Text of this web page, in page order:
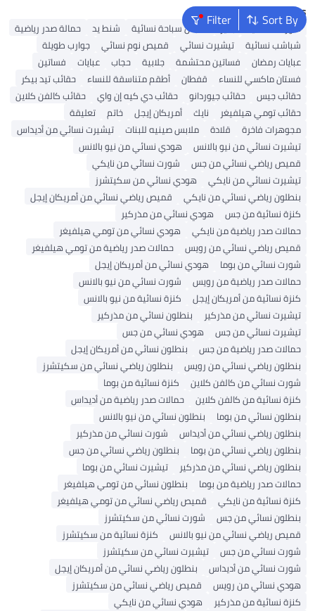
Sort By
FilterPopular Searches
شورتات نسائية بلايز ملابس سباحة نسائية شنط يد
حمالة صدر رياضية
شباشب نسائية
تيشيرت نسائي قميص نوم نسائي
جوارب طويلة
عبايات رمضان
فساتين محتشمة جلابية حجاب عبايات
فساتين
فستان ماكسي للنساء
قفطان أطقم متناسقة للنساء
حقائب تيد بيكر
حقائب جيس
حقائب جيوردانو حقائب دي كيه إن واي
حقائب كالفن كلاين
حقائب تومي هيلفيغر
نايك أمريكان إيجل خاتم
تعليقة
مجوهرات فاخرة
قلادة ملابس صينيه للبنات
تيشيرت نسائي من أديداس
تيشيرت نسائي من نيو بالانس
هودي نسائي من نيو بالانس
قميص رياضي نسائي من جس
شورت نسائي من نايكي
تيشيرت نسائي من نايكي
هودي نسائي من سكيتشرز
بنطلون رياضي نسائي من نايكي
قميص رياضي نسائي من أمريكان إيجل
كنزة نسائية من جس
هودي نسائي من مذركير
حمالات صدر رياضية من نايكي
هودي نسائي من تومي هيلفيغر
قميص رياضي نسائي من رويس
حمالات صدر رياضية من تومي هيلفيغر
شورت نسائي من بوما
هودي نسائي من أمريكان إيجل
حمالات صدر رياضية من رويس
شورت نسائي من نيو بالانس
كنزة نسائية من أمريكان إيجل
كنزة نسائية من نيو بالانس
تيشيرت نسائي من مذركير
بنطلون نسائي من مذركير
تيشيرت نسائي من جس
هودي نسائي من جس
حمالات صدر رياضية من جس
بنطلون نسائي من أمريكان إيجل
بنطلون رياضي نسائي من رويس
بنطلون رياضي نسائي من سكيتشرز
شورت نسائي من كالفن كلاين
كنزة نسائية من بوما
كنزة نسائية من كالفن كلاين
حمالات صدر رياضية من أديداس
بنطلون نسائي من بوما
بنطلون نسائي من نيو بالانس
بنطلون رياضي نسائي من أديداس
شورت نسائي من مذركير
بنطلون رياضي نسائي من بوما
بنطلون رياضي نسائي من جس
بنطلون رياضي نسائي من مذركير
تيشيرت نسائي من بوما
حمالات صدر رياضية من بوما
بنطلون نسائي من تومي هيلفيغر
كنزة نسائية من نايكي
قميص رياضي نسائي من تومي هيلفيغر
بنطلون نسائي من جس
شورت نسائي من سكيتشرز
قميص رياضي نسائي من نيو بالانس
كنزة نسائية من سكيتشرز
شورت نسائي من جس
تيشيرت نسائي من سكيتشرز
شورت نسائي من أديداس
بنطلون رياضي نسائي من أمريكان إيجل
هودي نسائي من رويس
قميص رياضي نسائي من سكيتشرز
كنزة نسائية من مذركير
هودي نسائي من نايكي